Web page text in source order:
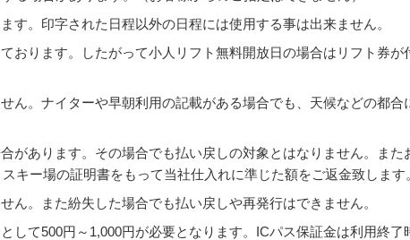
。印字された日程以外の日程には使用する事は出来ません。
おります。したがって小人リフト無料開放日の場合はリフト券
ん。ナイターや早朝利用の記載がある場合でも、天候などの都
があります。その場合でも払い戻しの対象とはなりません。ま
キー場の証明書をもって当社仕入れに準じた額をご返金致します
。また紛失した場合でも払い戻しや再発行はできません。
て500円～1,000円が必要となります。ICパス保証金は利用終了